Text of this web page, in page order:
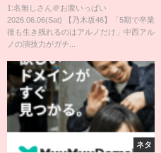
アルノの演技力がガチすぎて
【乃木坂46】
1:名無しさん＠お腹いっぱい
2026.06.06(Sat) 【乃木坂46】「5期で卒業
後も生き残れるのはアルノだけ」中西アル
ノの演技力がガチ...
ネタ